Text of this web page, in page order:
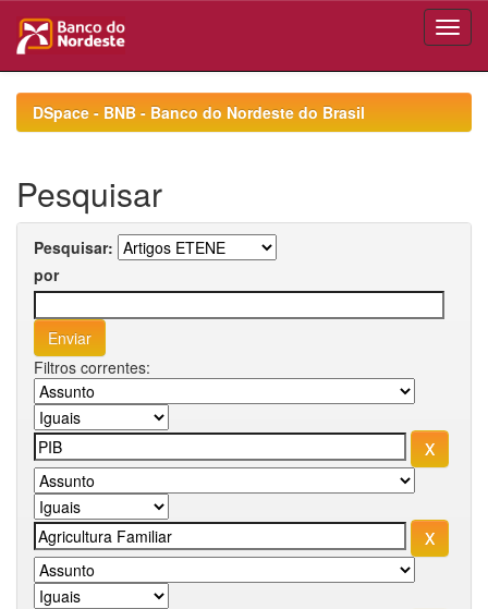
navigationDSpace - BNB - Banco do Nordeste do Brasil
Pesquisar
Pesquisar:
por
Filtros correntes: